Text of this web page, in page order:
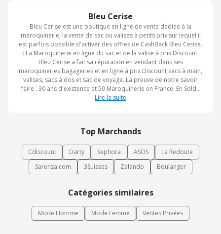
Bleu Cerise
Bleu Cerise est une boutique en ligne de vente dédiée à la
maroquinerie, la vente de sac ou valises à petits prix sur lequel il
est parfois possible d'activer des offres de CashBack Bleu Cerise.
: La Maroquinerie en ligne du sac et de la valise à prix Discount.
Bleu Cerise a fait sa réputation en vendant dans ses
maroquineries bagageries et en ligne à prix Discount sacs à main,
valises, sacs à dos et sac de voyage. La preuve de notre savoir
faire : 30 ans d'existence et 50 Maroquinerie en France. En Solde
ou en Promotion Bleu Cerise reste la Maroquinerie moins cher.
Lire la suite
Top Marchands
Cdiscount Darty Sephora ASOS
La Redoute
Sarenza.com
3Suisses Zalando Boulanger
Catégories similaires
Mode Homme Mode Femme Ventes Privées